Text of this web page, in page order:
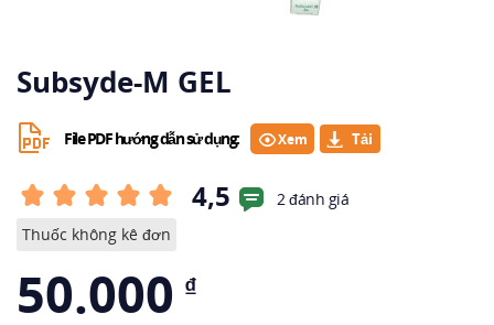
Subsyde-M GEL
File PDF hướng dẫn sử dụng: Xem
4,5
2 đánh giá
Thuốc không kê đơn
50.000 ₫